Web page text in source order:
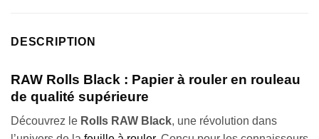
DESCRIPTION
RAW Rolls Black : Papier à rouler en rouleau
de qualité supérieure
Découvrez le Rolls RAW Black, une révolution dans